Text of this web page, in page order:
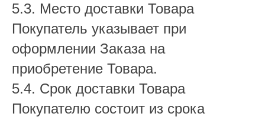
5.3. Место доставки Товара
Покупатель указывает при
оформлении Заказа на
приобретение Товара.
5.4. Срок доставки Товара
Покупателю состоит из срока